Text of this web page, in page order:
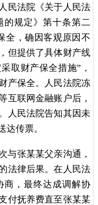
民法院《关于人民法
的规定》第十条第二
全，确因客观原因不
但提供了具体财产线
取财产保全措施”，
产保全。人民法院冻
互联网金融账户后，
人民法院告知其因未
达传票。
与张某某父亲沟通，
法律后果。在人民法
商，最终达成调解协
付抚养费直至张某某